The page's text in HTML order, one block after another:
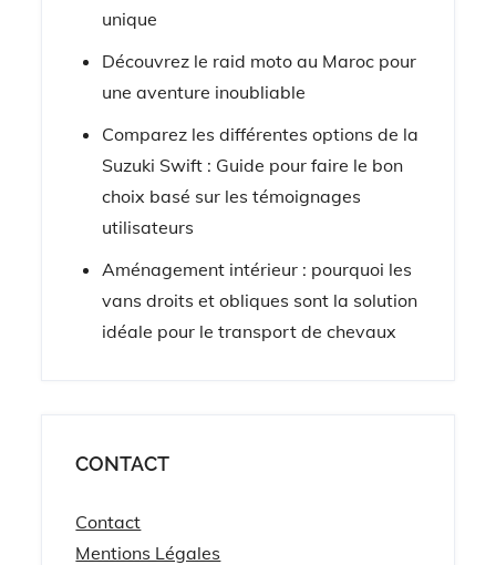
unique
Découvrez le raid moto au Maroc pour
une aventure inoubliable
Comparez les différentes options de la
Suzuki Swift : Guide pour faire le bon
choix basé sur les témoignages
utilisateurs
Aménagement intérieur : pourquoi les
vans droits et obliques sont la solution
idéale pour le transport de chevaux
CONTACT
Contact
Mentions Légales